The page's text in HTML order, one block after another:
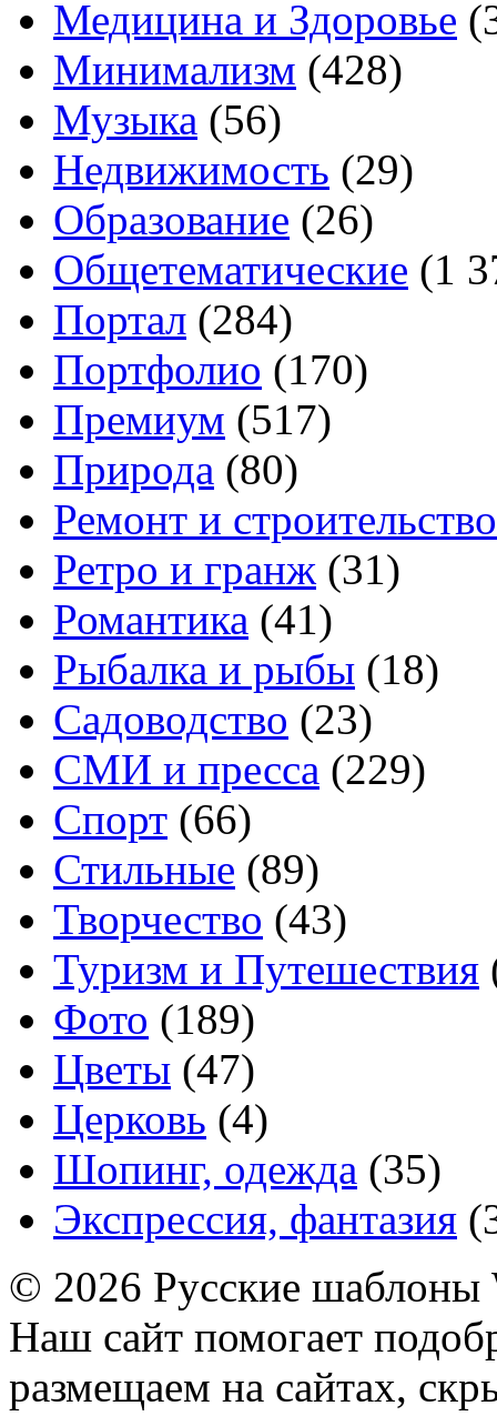
Медицина и Здоровье
Минимализм (428)
Музыка (56)
Недвижимость (29)
Образование (26)
Общетематические (1
Портал (284)
Портфолио (170)
Премиум (517)
Природа (80)
Ремонт и строительство
Ретро и гранж (31)
Романтика (41)
Рыбалка и рыбы (18)
Садоводство (23)
СМИ и пресса (229)
Спорт (66)
Стильные (89)
Творчество (43)
Туризм и Путешествия
Фото (189)
Цветы (47)
Церковь (4)
Шопинг, одежда (35)
Экспрессия, фантазия
© 2026 Русские шаблоны
Наш сайт помогает
размещаем на сайтах,